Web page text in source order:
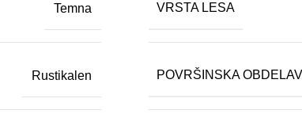
Temna VRSTA LESA
Rustikalen POVRŠINSKA